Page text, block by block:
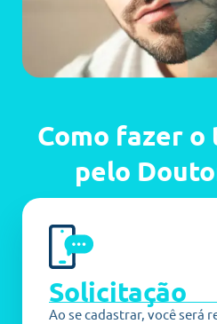
Como fazer
pelo
Solicitação
Ao se cadastrar, você será